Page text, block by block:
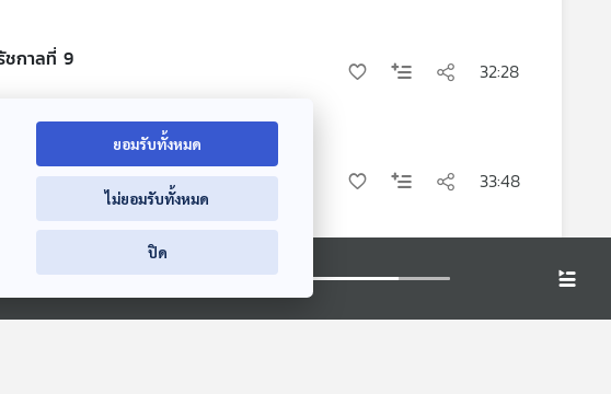
ชกาลที่ 9 32:28
33:48
00:00:00
ยอมรับทั้งหมด
ไม่ยอมรับทั้งหมด
ปิด